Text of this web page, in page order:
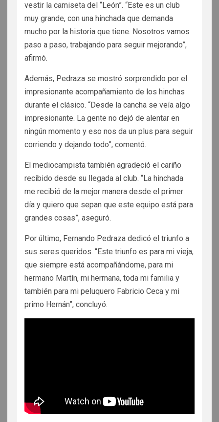
vestir la camiseta del “León”. “Este es un club
muy grande, con una hinchada que demanda
mucho por la historia que tiene. Nosotros vamos
paso a paso, trabajando para seguir mejorando”,
afirmó.
Además, Pedraza se mostró sorprendido por el
impresionante acompañamiento de los hinchas
durante el clásico. “Desde la cancha se veía algo
impresionante. La gente no dejó de alentar en
ningún momento y eso nos da un plus para seguir
corriendo y dejando todo”, comentó.
El mediocampista también agradeció el cariño
recibido desde su llegada al club. “La hinchada
me recibió de la mejor manera desde el primer
día y quiero que sepan que este equipo está para
grandes cosas”, aseguró.
Por último, Fernando Pedraza dedicó el triunfo a
sus seres queridos. “Este triunfo es para mi vieja,
que siempre está acompañándome, para mi
hermano Martín, mi hermana, toda mi familia y
también para mi peluquero Fabricio Ceca y mi
primo Hernán”, concluyó.